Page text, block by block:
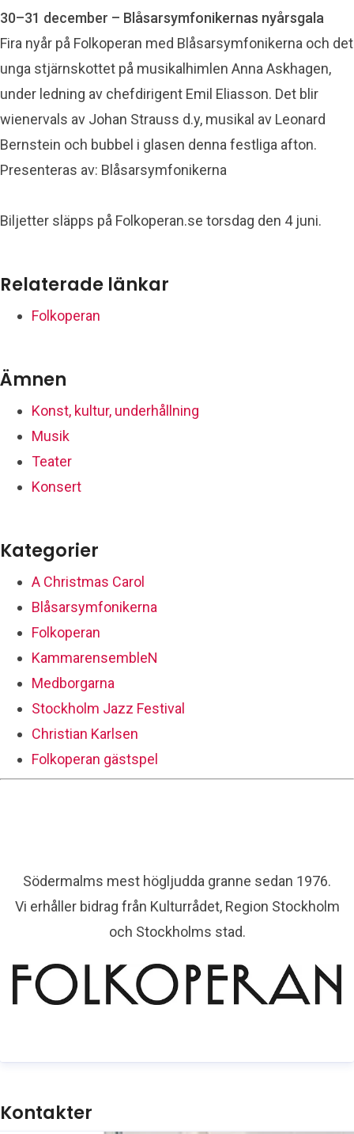
30–31 december – Blåsarsymfonikernas nyårsgala
Fira nyår på Folkoperan med Blåsarsymfonikerna och det
unga stjärnskottet på musikalhimlen Anna Askhagen,
under ledning av chefdirigent Emil Eliasson. Det blir
wienervals av Johan Strauss d.y, musikal av Leonard
Bernstein och bubbel i glasen denna festliga afton.
Presenteras av: Blåsarsymfonikerna
Biljetter släpps på Folkoperan.se torsdag den 4 juni.
Relaterade länkar
Folkoperan
Ämnen
Konst, kultur, underhållning
Musik
Teater
Konsert
Kategorier
A Christmas Carol
Blåsarsymfonikerna
Folkoperan
KammarensembleN
Medborgarna
Stockholm Jazz Festival
Christian Karlsen
Folkoperan gästspel
Södermalms mest högljudda granne sedan 1976.
Vi erhåller bidrag från Kulturrådet, Region Stockholm
och Stockholms stad.
Kontakter